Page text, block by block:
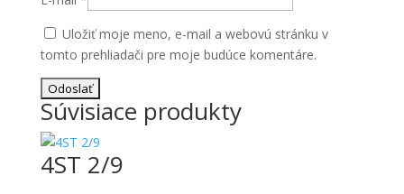
Uložiť moje meno, e-mail a webovú stránku v
tomto prehliadači pre moje budúce komentáre.
Súvisiace produkty
4ST 2/9